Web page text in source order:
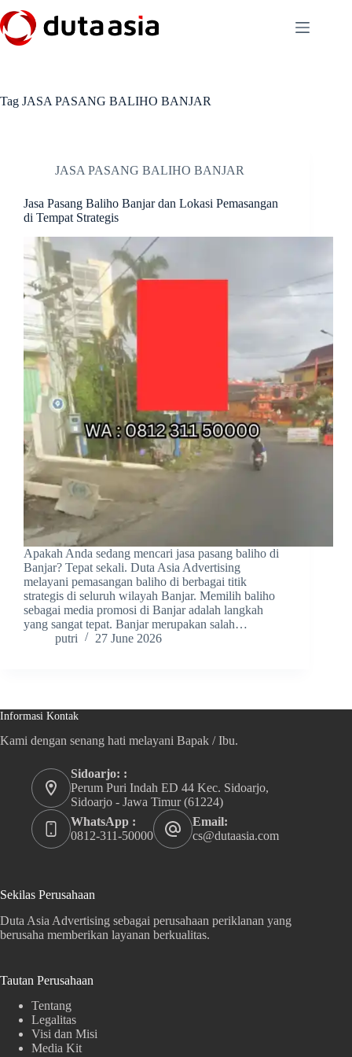
to
content
Tag JASA PASANG BALIHO BANJAR
JASA PASANG BALIHO BANJAR
Jasa Pasang Baliho Banjar dan Lokasi Pemasangan
di Tempat Strategis
Apakah Anda sedang mencari jasa pasang baliho di
Banjar? Tepat sekali. Duta Asia Advertising
melayani pemasangan baliho di berbagai titik
strategis di seluruh wilayah Banjar. Memilih baliho
sebagai media promosi di Banjar adalah langkah
yang sangat tepat. Banjar merupakan salah…
putri
27 June 2026
Informasi Kontak
Kami dengan senang hati melayani Bapak / Ibu.
Sidoarjo: :
Perum Puri Indah ED 44 Kec. Sidoarjo,
Sidoarjo - Jawa Timur (61224)
WhatsApp :
0812-311-50000
Email:
cs@dutaasia.com
Sekilas Perusahaan
Duta Asia Advertising sebagai perusahaan periklanan yang
berusaha memberikan layanan berkualitas.
Tautan Perusahaan
Tentang
Legalitas
Visi dan Misi
Media Kit